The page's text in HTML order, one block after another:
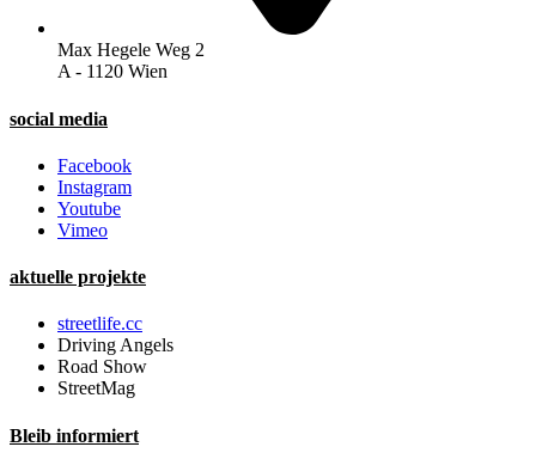
Max Hegele Weg 2
A - 1120 Wien
social media
Facebook
Instagram
Youtube
Vimeo
aktuelle projekte
streetlife.cc
Driving Angels
Road Show
StreetMag
Bleib informiert